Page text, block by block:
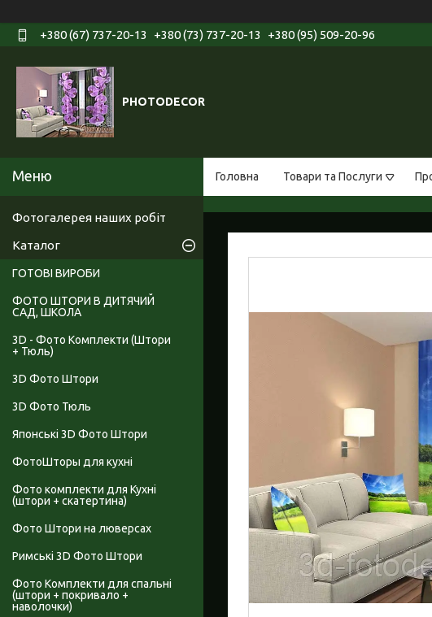
+380 (67) 737-20-13 +380 (73) 737-20-13 +380 (95) 509-20-96
PHOTODECOR
Головна Товари та Послуги
Фотогалерея наших робіт
Каталог
ГОТОВІ ВИРОБИ
ФОТО ШТОРИ В ДИТЯЧИЙ
САД, ШКОЛА
3D - Фото Комплекти (Штори
+ Тюль)
3D Фото Штори
3D Фото Тюль
Японські 3D Фото Штори
ФотоШторы для кухні
Фото комплекти для Кухні
(штори + скатертина)
Фото Штори на люверсах
Римські 3D Фото Штори
Фото Комплекти для спальні
(штори + покривало +
наволочки)